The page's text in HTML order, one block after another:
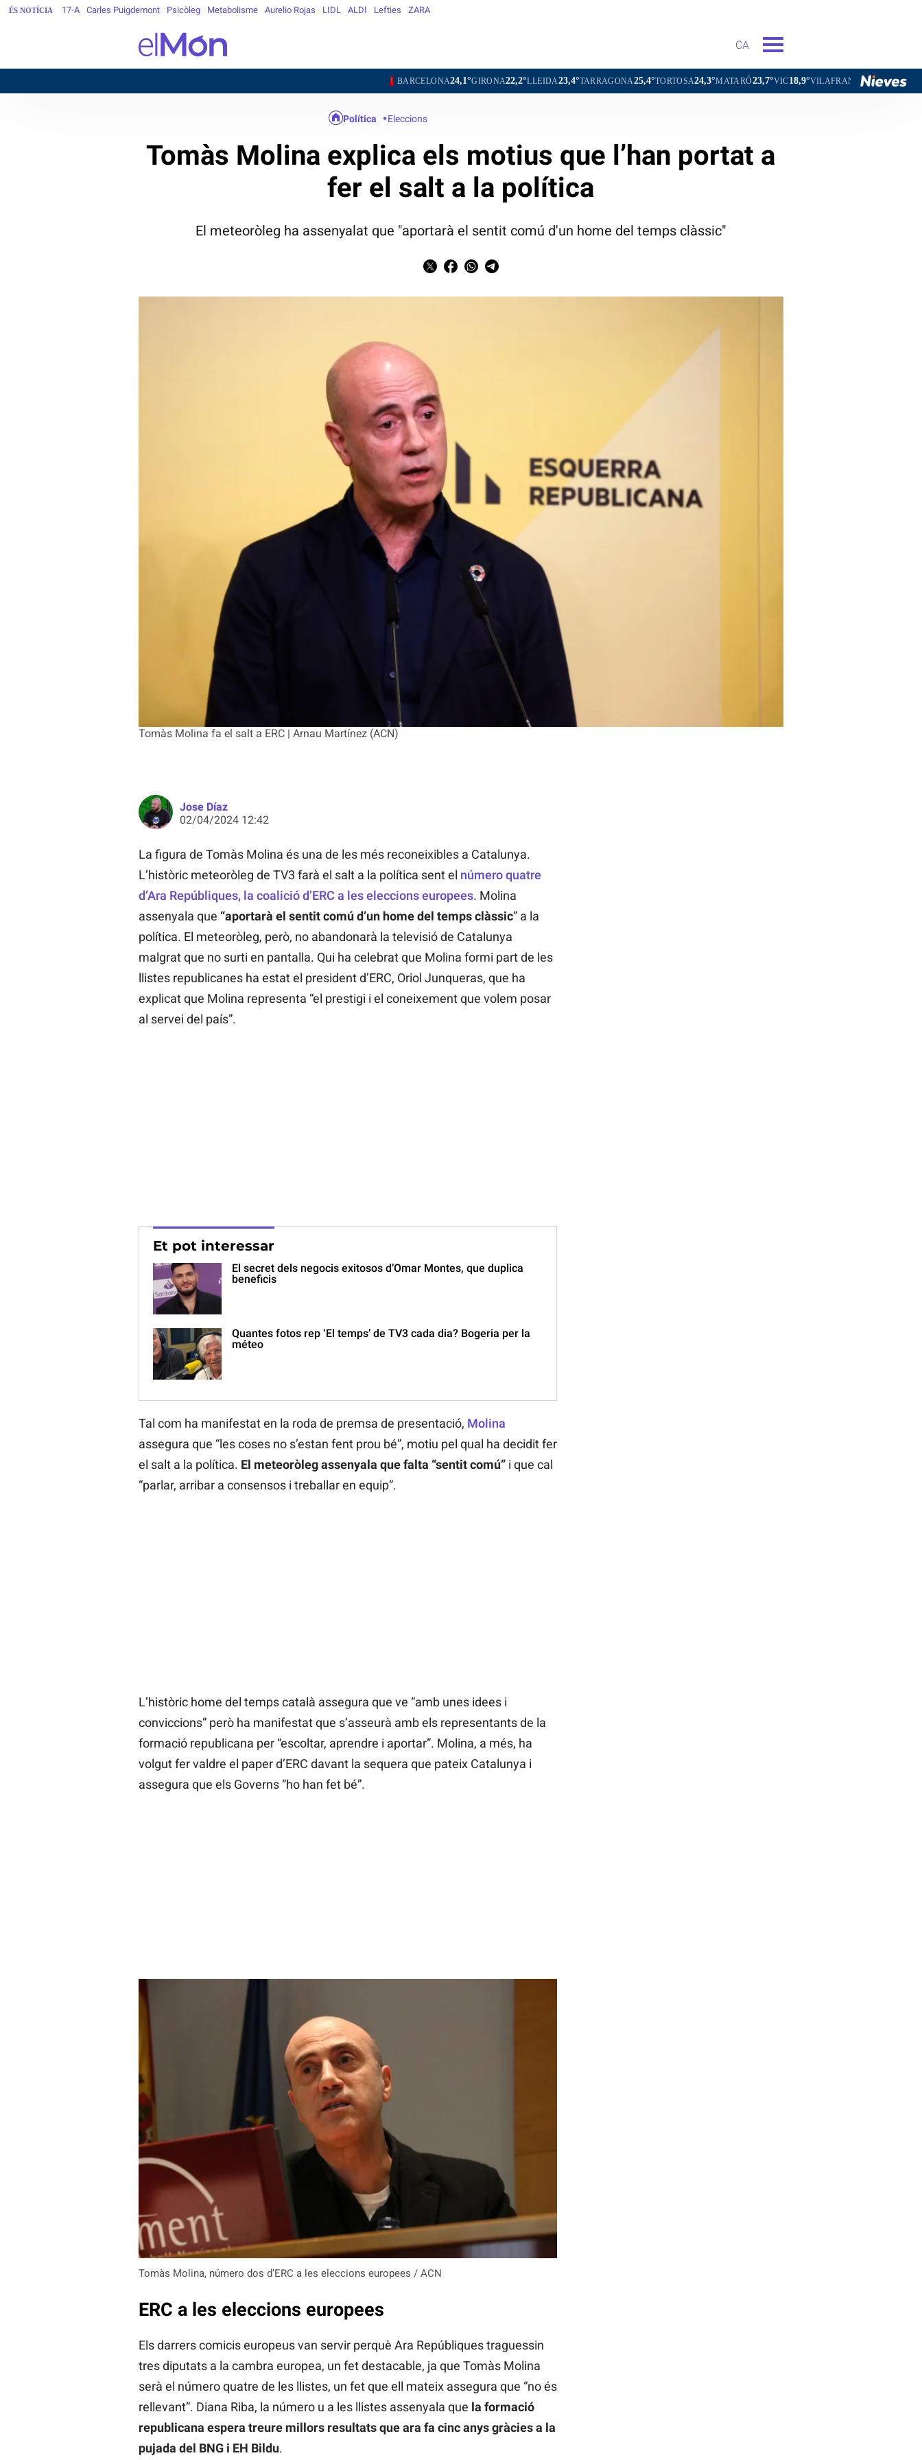
ÉS NOTÍCIA 17-A Carles Puigdemont Psicòleg Metabolisme Aurelio Rojas LIDL ALDI Lefties ZARA
CA
BARCELONA 24,1°GIRONA22,2°LLEIDA23,4°TARRAGONA25,4°TORTOSA24,3°MATARÓ23,7°VIC18,9°VILAFRANCA DEL PENEDÈS20,4°
Tomàs Molina fa el salt a ERC | Arnau Martínez (ACN)
Política Eleccions
Tomàs Molina explica els motius que l’han portat a
fer el salt a la política
El meteoròleg ha assenyalat que "aportarà el sentit comú d'un home del temps clàssic"
Jose Díaz
02/04/2024 12:42
La figura de Tomàs Molina és una de les més reconeixibles a Catalunya.
L’històric meteoròleg de TV3 farà el salt a la política sent el númeroquatre
d’Ara Repúbliques, la coalició d’ERC a les eleccions europees. Molina
assenyala que “aportarà el sentit comú d’un home del temps clàssic” a la
política. El meteoròleg, però, no abandonarà la televisió de Catalunya
malgrat que no surti en pantalla. Qui ha celebrat que Molina formi part de les
llistes republicanes ha estat el president d’ERC, Oriol Junqueras, que ha
explicat que Molina representa “el prestigi i el coneixement que volem posar
al servei del país”.
Et pot interessar
El secret dels negocis exitosos d’Omar Montes, que duplica
beneficis
Quantes fotos rep ‘El temps’ de TV3 cada dia? Bogeria per la
méteo
Tal com ha manifestat en la roda de premsa de presentació, Molina
assegura que “les coses no s’estan fent prou bé”, motiu pel qual ha decidit fer
el salt a la política. El meteoròleg assenyala que falta “sentit comú”i que cal
“parlar, arribar a consensos i treballar en equip”.
L’històric home del temps català assegura que ve “amb unes idees i
conviccions” però ha manifestat que s’asseurà amb els representants de la
formació republicana per “escoltar, aprendre i aportar”. Molina, a més, ha
volgut fer valdre el paper d’ERC davant la sequera que pateix Catalunya i
assegura que els Governs “ho han fet bé”.
Tomàs Molina, número dos d’ERC a les eleccions europees / ACN
ERC a les eleccions europees
Els darrers comicis europeus van servir perquè Ara Repúbliques traguessin
tres diputats a la cambra europea, un fet destacable, ja que Tomàs Molina
serà el número quatre de les llistes, un fet que ell mateix assegura que “no és
rellevant”. Diana Riba, la número u a les llistes assenyala que la formació
republicana espera treure millors resultats que ara fa cinc anys gràcies a la
pujada del BNG i EH Bildu.